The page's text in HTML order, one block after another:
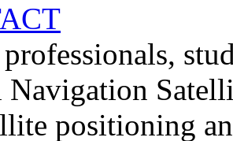
Navigation
positioning